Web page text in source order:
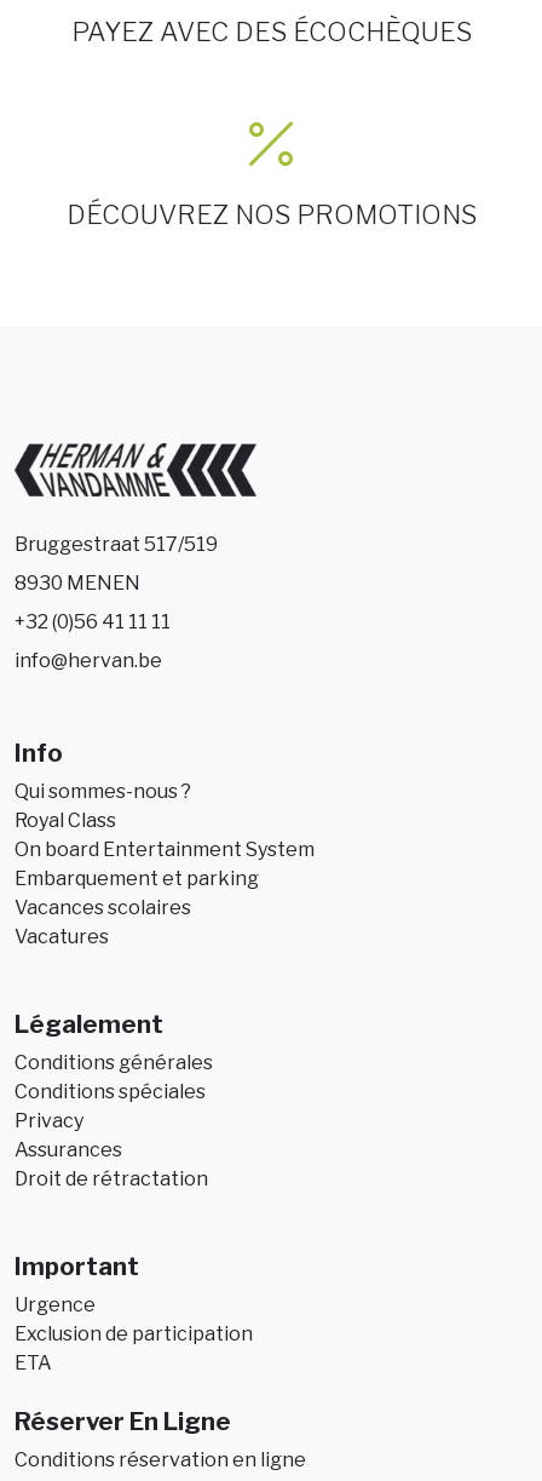
PAYEZ AVEC DES ÉCOCHÈQUES
DÉCOUVREZ NOS PROMOTIONS
Bruggestraat 517/519
8930 MENEN
+32 (0)56 41 11 11
info@hervan.be
Info
Qui sommes-nous ?
Royal Class
On board Entertainment System
Embarquement et parking
Vacances scolaires
Vacatures
Légalement
Conditions générales
Conditions spéciales
Privacy
Assurances
Droit de rétractation
Important
Urgence
Exclusion de participation
ETA
Réserver En Ligne
Conditions réservation en ligne